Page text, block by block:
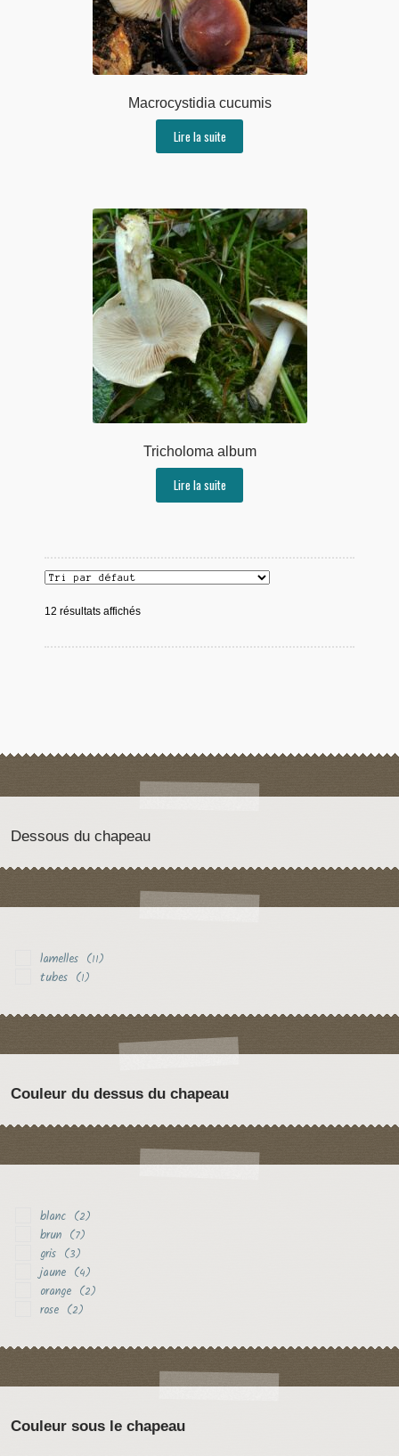
Macrocystidia cucumis
Lire la suite
Tricholoma album
Lire la suite
12 résultats affichés
Dessous du chapeau
lamelles (11)
tubes (1)
Couleur du dessus du chapeau
blanc (2)
brun (7)
gris (3)
jaune (4)
orange (2)
rose (2)
Couleur sous le chapeau